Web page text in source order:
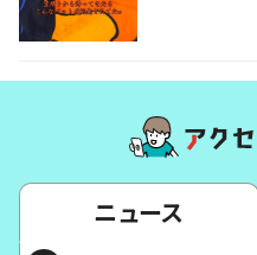
ニュース